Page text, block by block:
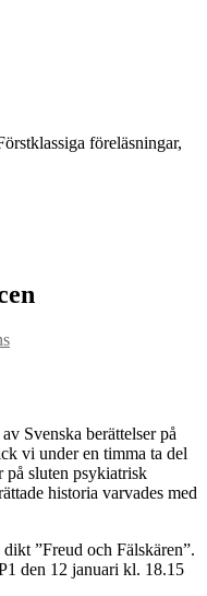
föreläsningar,
Svenska berättelser på
vi under en timma ta del
på sluten psykiatrisk
historia varvades med
”Freud och Fälskären”.
den 12 januari kl. 18.15